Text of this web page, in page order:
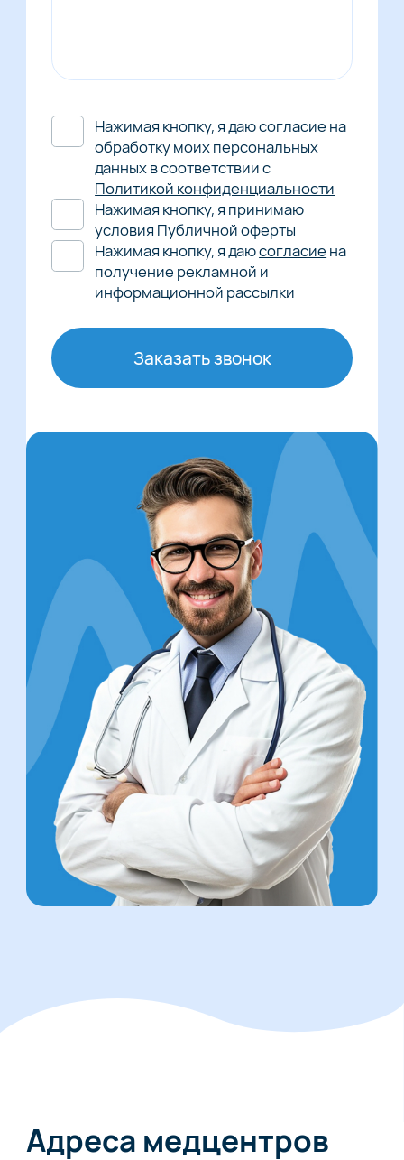
Нажимая кнопку, я даю согласие на
обработку моих персональных
данных в соответствии с
Политикой конфиденциальности
Нажимая кнопку, я принимаю
условия Публичной оферты
Нажимая кнопку, я даюсогласие на
получение рекламной и
информационной рассылки
Заказать звонок
Адреса медцентров